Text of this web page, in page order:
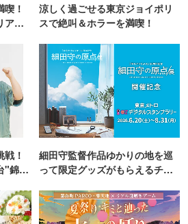
！
ア
涼しく過ごせる東京ジョイポリ
スで絶叫＆ホラーを満喫！
！
"錦糸
細田守監督作品ゆかりの地を巡
って限定グッズがもらえるチャ